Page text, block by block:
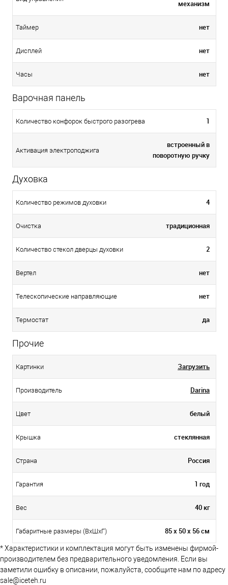
механизм
Таймер нет
Дисплей нет
Часы нет
Варочная панель
Количество конфорок быстрого разогрева 1
Активация электроподжига
встроенный в
поворотную ручку
Духовка
Количество режимов духовки 4
Очистка традиционная
Количество стекол дверцы духовки 2
Вертел нет
Телескопические направляющие нет
Термостат да
Прочие
Картинки Загрузить
Производитель Darina
Цвет белый
Крышка стеклянная
Страна Россия
Гарантия 1 год
Вес 40 кг
Габаритные размеры (ВхШхГ) 85 x 50 x 56 см
* Характеристики и комплектация могут быть изменены фирмой-
производителем без предварительного уведомления. Если вы
заметили ошибку в описании, пожалуйста, сообщите нам по адресу
sale@iceteh.ru